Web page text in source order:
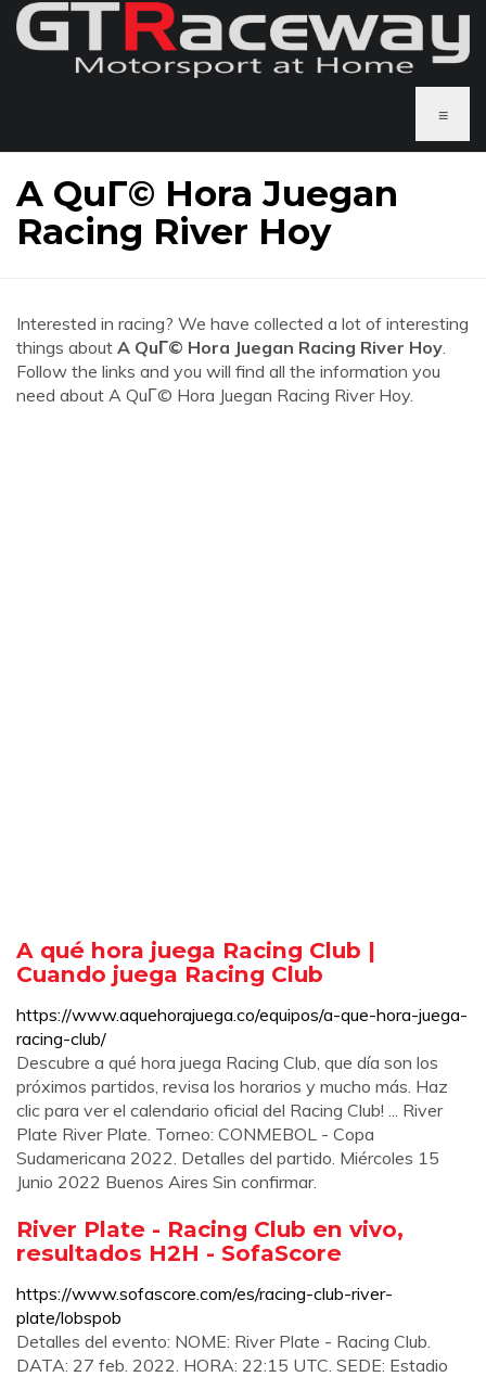
≡
A QuГ© Hora Juegan
Racing River Hoy
Interested in racing? We have collected a lot of interesting
things about A QuГ© Hora Juegan Racing River Hoy.
Follow the links and you will find all the information you
need about A QuГ© Hora Juegan Racing River Hoy.
A qué hora juega Racing Club |
Cuando juega Racing Club
https://www.aquehorajuega.co/equipos/a-que-hora-juega-
racing-club/
Descubre a qué hora juega Racing Club, que día son los
próximos partidos, revisa los horarios y mucho más. Haz
clic para ver el calendario oficial del Racing Club! ... River
Plate River Plate. Torneo: CONMEBOL - Copa
Sudamericana 2022. Detalles del partido. Miércoles 15
Junio 2022 Buenos Aires Sin confirmar.
River Plate - Racing Club en vivo,
resultados H2H - SofaScore
https://www.sofascore.com/es/racing-club-river-
plate/lobspob
Detalles del evento: NOME: River Plate - Racing Club.
DATA: 27 feb. 2022. HORA: 22:15 UTC. SEDE: Estadio